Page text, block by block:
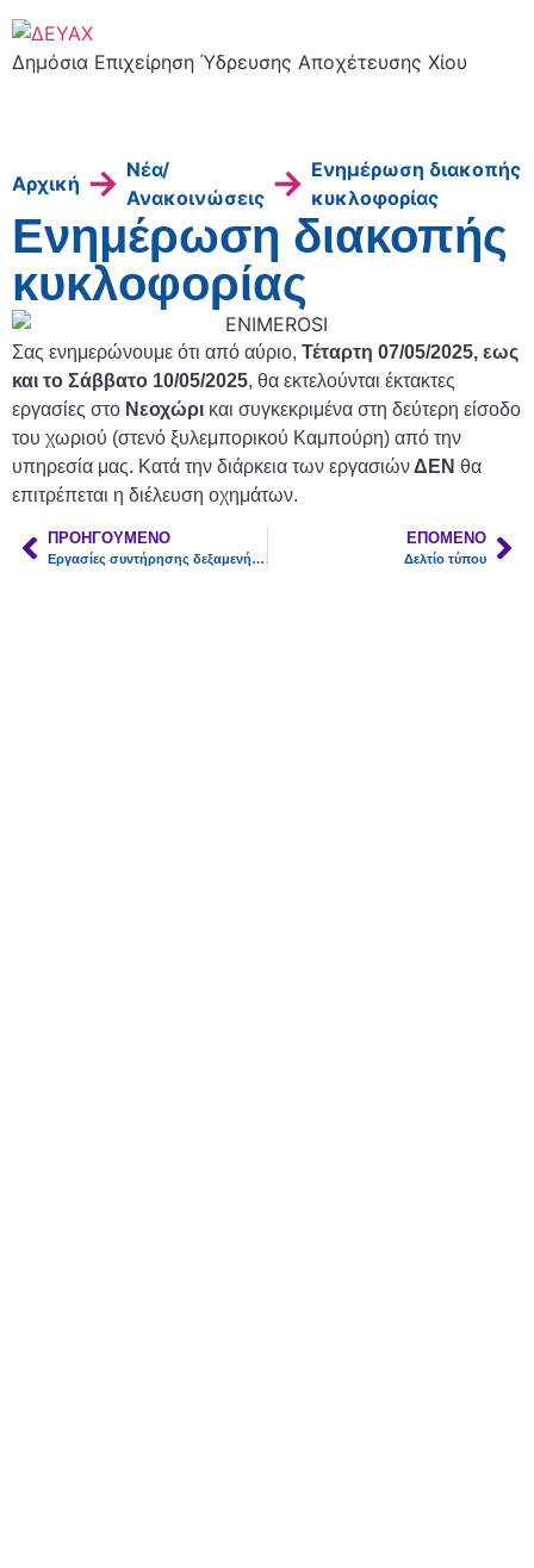
Δημόσια Επιχείρηση Ύδρευσης Αποχέτευσης Χίου
Αρχική → Νέα/
Ανακοινώσεις → Ενημέρωση διακοπής
κυκλοφορίας
Ενημέρωση διακοπής
κυκλοφορίας
Σας ενημερώνουμε ότι από αύριο, Τέταρτη 07/05/2025, εως
και το Σάββατο 10/05/2025, θα εκτελούνται έκτακτες
εργασίες στο Νεοχώρι και συγκεκριμένα στη δεύτερη είσοδο
του χωριού (στενό ξυλεμπορικού Καμπούρη) από την
υπηρεσία μας. Κατά την διάρκεια των εργασιώνΔΕΝ θα
επιτρέπεται η διέλευση οχημάτων.
ΠΡΟΗΓΟΎΜΕΝΟ
Εργασίες συντήρησης δεξαμενής ύδρευσης Ελατα
ΕΠΌΜΕΝΟ
Δελτίο τύπου